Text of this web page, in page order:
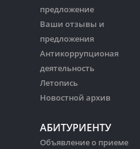
предложение
Ваши отзывы и
предложения
Антикоррупционая
деятельность
Летопись
Новостной архив
АБИТУРИЕНТУ
Объявление о приеме